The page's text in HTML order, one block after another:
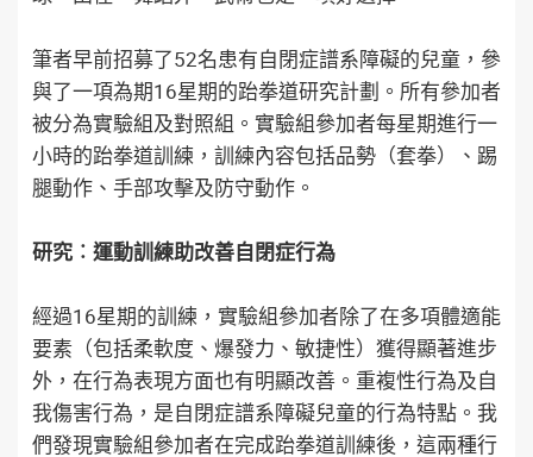
筆者早前招募了52名患有自閉症譜系障礙的兒童，參
與了一項為期16星期的跆拳道研究計劃。所有參加者
被分為實驗組及對照組。實驗組參加者每星期進行一
小時的跆拳道訓練，訓練內容包括品勢（套拳）、踢
腿動作、手部攻擊及防守動作。
研究︰運動訓練助改善自閉症行為
經過16星期的訓練，實驗組參加者除了在多項體適能
要素（包括柔軟度、爆發力、敏捷性）獲得顯著進步
外，在行為表現方面也有明顯改善。重複性行為及自
我傷害行為，是自閉症譜系障礙兒童的行為特點。我
們發現實驗組參加者在完成跆拳道訓練後，這兩種行